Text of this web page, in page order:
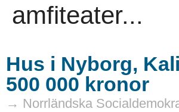
amfiteater...
Hus i Nyborg,
500 000 kronor
→ Norrländska